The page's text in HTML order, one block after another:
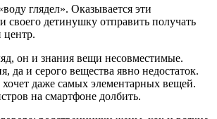
глядел». Оказывается эти
своего детинушку отправить получать
центр.
он и знания вещи несовместимые.
да и серого вещества явно недостаток.
хочет даже самых элементарных вещей.
на смартфоне долбить.